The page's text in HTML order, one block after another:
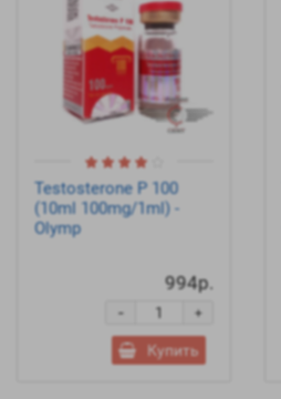
Testosterone P 100
(10ml 100mg/1ml) -
Olymp
994р.
+
-
Купить